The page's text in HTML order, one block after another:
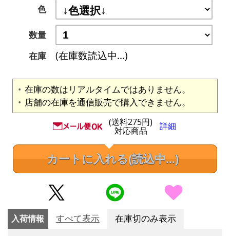
色
数量
在庫
(在庫数読込中...)
在庫の数はリアルタイムではありません。
店舗の在庫を通信販売で購入できません。
(送料275円)
対応商品 詳細
カートに入れる(読込中...)
入荷情報 すべて表示 在庫切のみ表示